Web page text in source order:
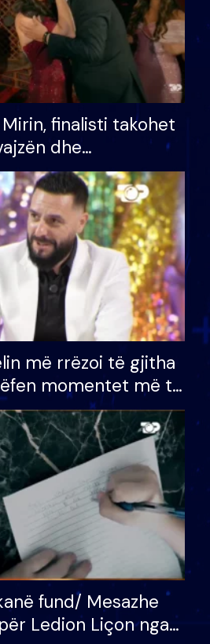
finalisti takohet
dhe
S’kemi ndonjë letër
më rrëzoi të gjitha
momentet më të
e BB VIP: Do më
mëngjesit kur…
fund/ Mesazhe
Ledion Liçon nga